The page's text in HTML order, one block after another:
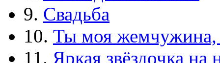
9. Свадьба
10. Ты моя жемчужина,
11. Яркая звёздочка на